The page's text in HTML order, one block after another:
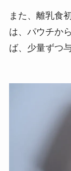
また、離乳食
は、パウチか
ば、少量ずつ